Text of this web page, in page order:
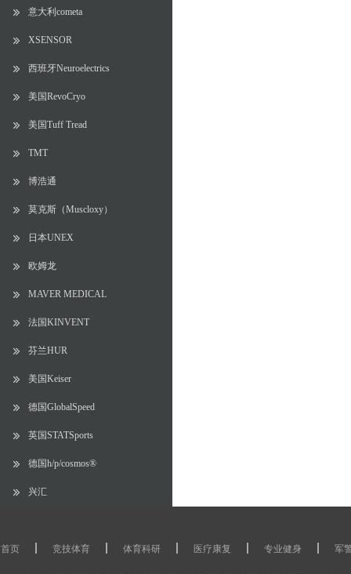
意大利cometa
XSENSOR
西班牙Neuroelectrics
美国RevoCryo
美国Tuff Tread
TMT
博浩通
莫克斯（Muscloxy）
日本UNEX
欧姆龙
MAVER MEDICAL
法国KINVENT
芬兰HUR
美国Keiser
德国GlobalSpeed
英国STATSports
德国h/p/cosmos®
兴汇
首页 竞技体育 体育科研 医疗康复 专业健身
军